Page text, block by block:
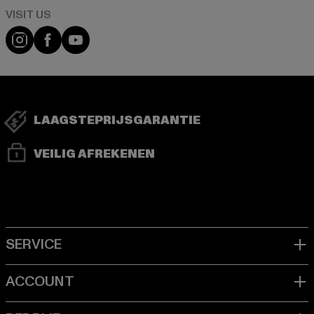
Visit our Instagram page:
Visit our Facebook page:
Visit our YouTube channel:
LAAGSTEPRIJSGARANTIE
VEILIG AFREKENEN